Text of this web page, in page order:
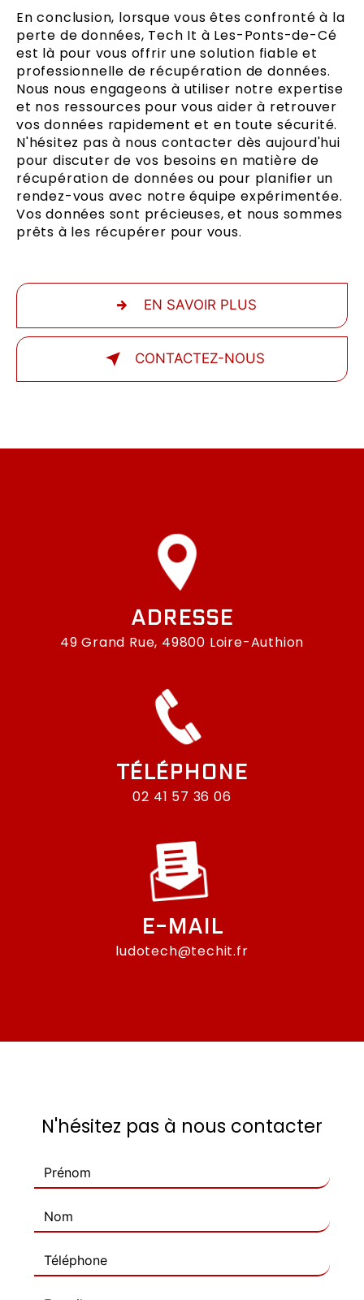
En conclusion, lorsque vous êtes confronté à la
perte de données, Tech It à Les-Ponts-de-Cé
est là pour vous offrir une solution fiable et
professionnelle de récupération de données.
Nous nous engageons à utiliser notre expertise
et nos ressources pour vous aider à retrouver
vos données rapidement et en toute sécurité.
N'hésitez pas à nous contacter dès aujourd'hui
pour discuter de vos besoins en matière de
récupération de données ou pour planifier un
rendez-vous avec notre équipe expérimentée.
Vos données sont précieuses, et nous sommes
prêts à les récupérer pour vous.
EN SAVOIR PLUS
CONTACTEZ-NOUS
ADRESSE
49 Grand Rue, 49800 Loire-Authion
TÉLÉPHONE
02 41 57 36 06
E-MAIL
ludotech@techit.fr
N'hésitez pas à nous contacter